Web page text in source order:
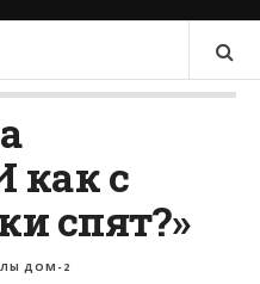
как с
спят?»
ДОМ-2